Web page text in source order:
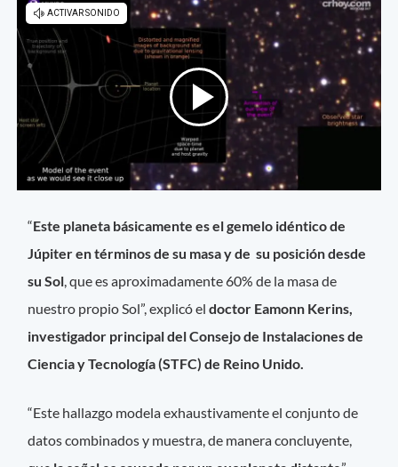
“Este planeta básicamente es el gemelo idéntico de
Júpiter en términos de su masa y de su posición desde
su Sol , que es aproximadamente 60% de la masa de
nuestro propio Sol”, explicó eldoctor Eamonn Kerins,
investigador principal del Consejo de Instalaciones de
Ciencia y Tecnología (STFC) de Reino Unido.
“Este hallazgo modela exhaustivamente el conjunto de
datos combinados y muestra, de manera concluyente,